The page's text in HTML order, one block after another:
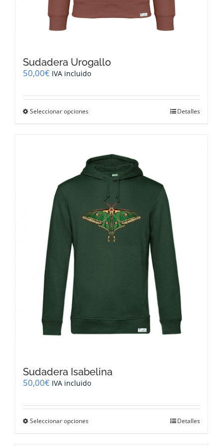
Sudadera Urogallo
50,00€ IVA incluido
Seleccionar opciones
variantes.
Las
opciones
se
elegir
en
la
página
Detalles
Sudadera Isabelina
50,00€ IVA incluido
Seleccionar opciones Detalles